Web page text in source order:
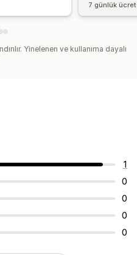
7 günlük
Yinelenen ve kullanıma dayalı
1
0
0
0
0